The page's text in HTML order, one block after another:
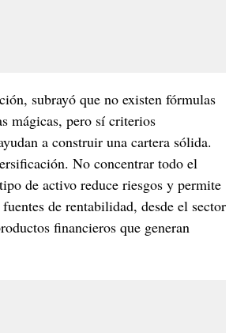
subrayó que no existen fórmulas
mágicas, pero sí criterios
a construir una cartera sólida.
No concentrar todo el
de activo reduce riesgos y permite
de rentabilidad, desde el sector
financieros que generan